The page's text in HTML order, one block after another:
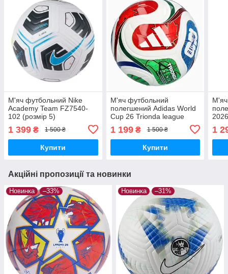
М'яч футбольний Nike
Academy Team FZ7540-
102 (розмір 5)
1 399 ₴ 1 500 ₴
Купити
М'яч футбольний
полегшений Adidas World
Cup 26 Trionda league
(розмір 5)
1 199₴ 1 500 ₴
Купити
1
Акційні пропозиції та новинки
Новинка –33% Новинка –31%